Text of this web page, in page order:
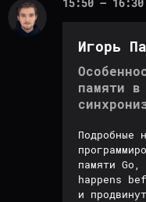
Игорь
памяти
Подробные
памяти Go,
happens
и